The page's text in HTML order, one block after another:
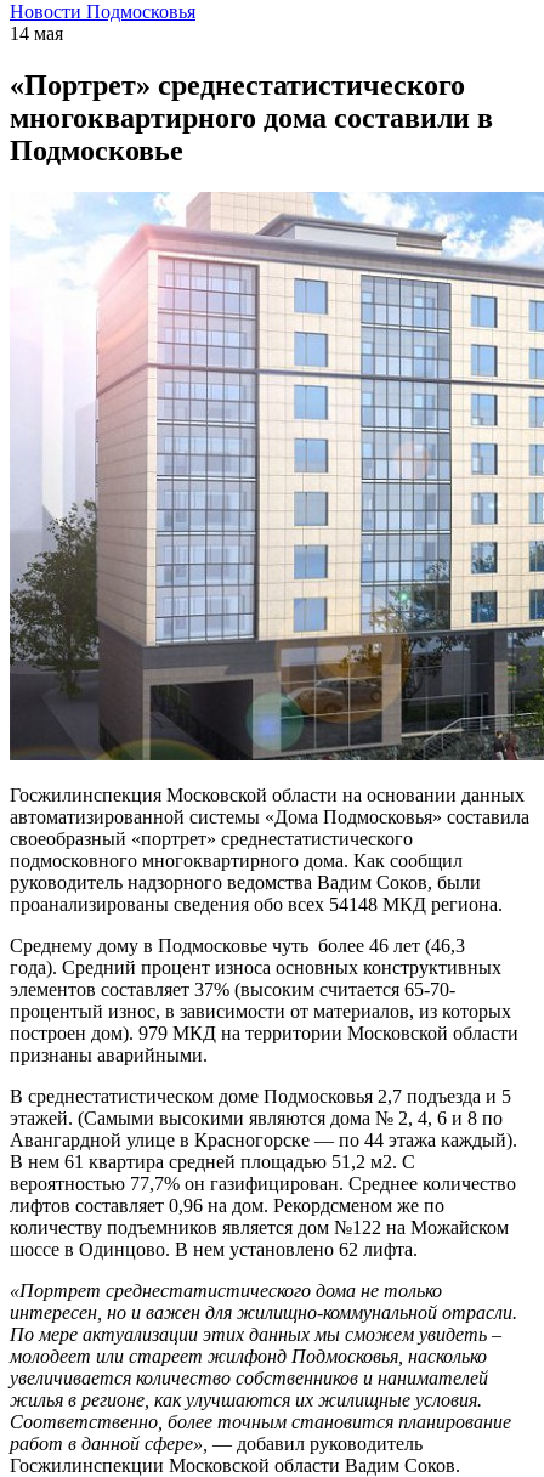
Новости Подмосковья
14 мая
«Портрет» среднестатистического
многоквартирного дома составили в
Подмосковье
Госжилинспекция Московской области на основании данных
автоматизированной системы «Дома Подмосковья» составила
своеобразный «портрет» среднестатистического
подмосковного многоквартирного дома. Как сообщил
руководитель надзорного ведомства Вадим Соков, были
проанализированы сведения обо всех 54148 МКД региона.
Среднему дому в Подмосковье чуть более 46 лет (46,3
года). Средний процент износа основных конструктивных
элементов составляет 37% (высоким считается 65-70-
процентый износ, в зависимости от материалов, из которых
построен дом). 979 МКД на территории Московской области
признаны аварийными.
В среднестатистическом доме Подмосковья 2,7 подъезда и 5
этажей. (Самыми высокими являются дома № 2, 4, 6 и 8 по
Авангардной улице в Красногорске — по 44 этажа каждый).
В нем 61 квартира средней площадью 51,2 м2. С
вероятностью 77,7% он газифицирован. Среднее количество
лифтов составляет 0,96 на дом. Рекордсменом же по
количеству подъемников является дом №122 на Можайском
шоссе в Одинцово. В нем установлено 62 лифта.
«Портрет среднестатистического дома не только
интересен, но и важен для жилищно-коммунальной отрасли.
По мере актуализации этих данных мы сможем увидеть –
молодеет или стареет жилфонд Подмосковья, насколько
увеличивается количество собственников и нанимателей
жилья в регионе, как улучшаются их жилищные условия.
Соответственно, более точным становится планирование
работ в данной сфере», — добавил руководитель
Госжилинспекции Московской области Вадим Соков.